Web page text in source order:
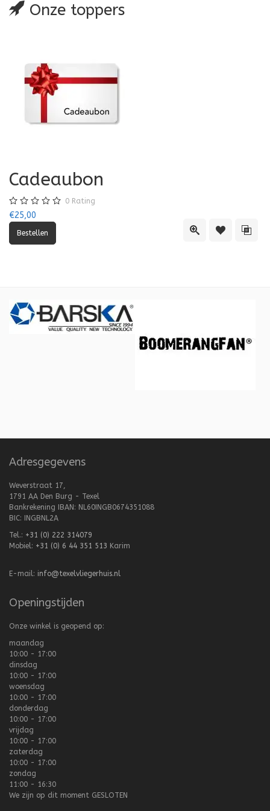
Onze toppers
Quick ViewToevoegen
Cadeaubon
0 Rating
€25,00
Adresgegevens
Weverstraat 17,
1791 AA Den Burg - Texel
Bankrekening IBAN: NL60INGB0674351088
BIC: INGBNL2A
Tel.: +31 (0) 222 314079
Mobiel: +31 (0) 6 44 351 513 Karim
E-mail: info@texelvliegerhuis.nl
Openingstijden
Onze winkel is geopend op:
maandag
10:00 - 17:00
dinsdag
10:00 - 17:00
woensdag
10:00 - 17:00
donderdag
10:00 - 17:00
vrijdag
10:00 - 17:00
zaterdag
10:00 - 17:00
zondag
11:00 - 16:30
We zijn op dit moment GESLOTEN